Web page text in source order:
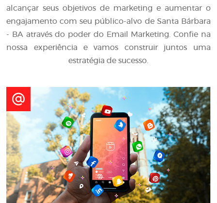
alcançar seus objetivos de marketing e aumentar o
engajamento com seu público-alvo de Santa Bárbara
- BA através do poder do Email Marketing. Confie na
nossa experiência e vamos construir juntos uma
estratégia de sucesso.